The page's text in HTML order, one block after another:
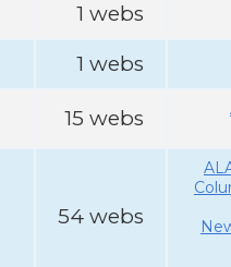
1 webs
1 webs
15 webs
54 webs